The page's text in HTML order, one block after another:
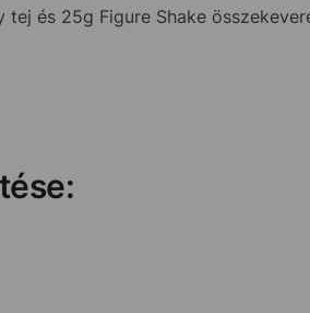
és 25g Figure Shake